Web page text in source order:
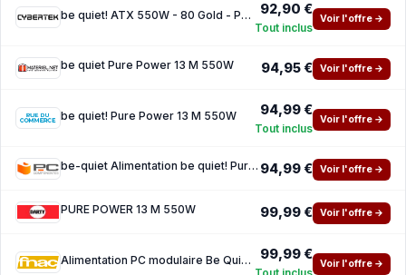
be quiet! ATX 550W - 80 Gold - Pure Power 13 M Noir 92,90 €
Tout inclus
Voir l'offre →
be quiet Pure Power 13 M 550W 94,95 € Voir l'offre →
be quiet! Pure Power 13 M 550W 94,99 €
Tout inclus
Voir l'offre →
be-quiet Alimentation be quiet! Pure Power 13 M 550W 80 PLUS Gold Active Cooling Black 94,99 € Voir l'offre →
PURE POWER 13 M 550W 99,99 € Voir l'offre →
Alimentation PC modulaire Be Quiet Pure Power 13 M 550W 80 PLUS Gold Black 99,99 €
Voir l'offre →